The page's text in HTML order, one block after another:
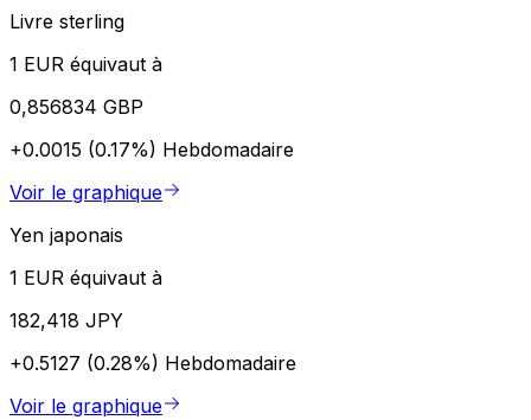
Livre sterling
1 EUR équivaut à
0,856834 GBP
+0.0015 (0.17%) Hebdomadaire
Voir le graphique
Yen japonais
1 EUR équivaut à
182,418 JPY
+0.5127 (0.28%) Hebdomadaire
Voir le graphique